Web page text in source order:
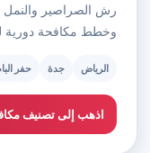
رش الصراصير والنمل
وخطط مكافحة دورية
الرياض جدة حفر
اذهب إلى تصنيف